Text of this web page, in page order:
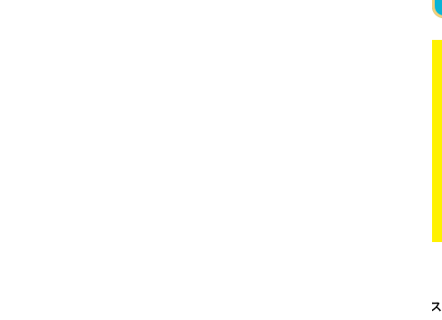
。ガソリンス